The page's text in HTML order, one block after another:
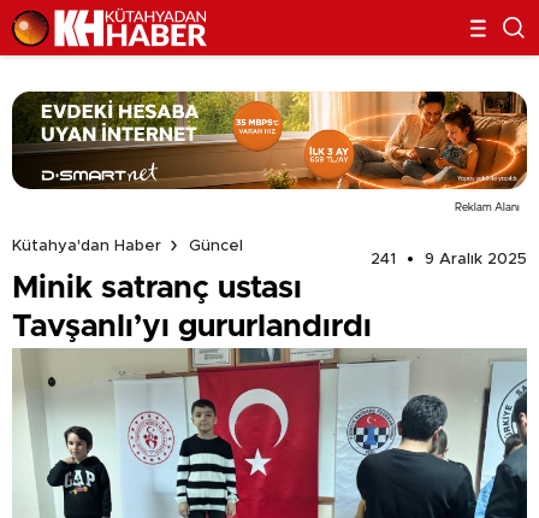
Reklam Alanı
Kütahya'dan Haber
Güncel
241
9 Aralık 2025
Minik satranç ustası
Tavşanlı’yı gururlandırdı